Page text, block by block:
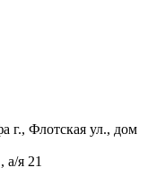
г., Флотская ул., дом
а/я 21